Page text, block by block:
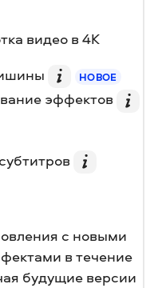
видео в 4K
НОВОЕ
эффектов
с новыми
в течение
будущие версии